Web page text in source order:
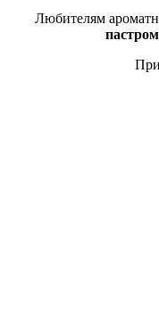
Любителям